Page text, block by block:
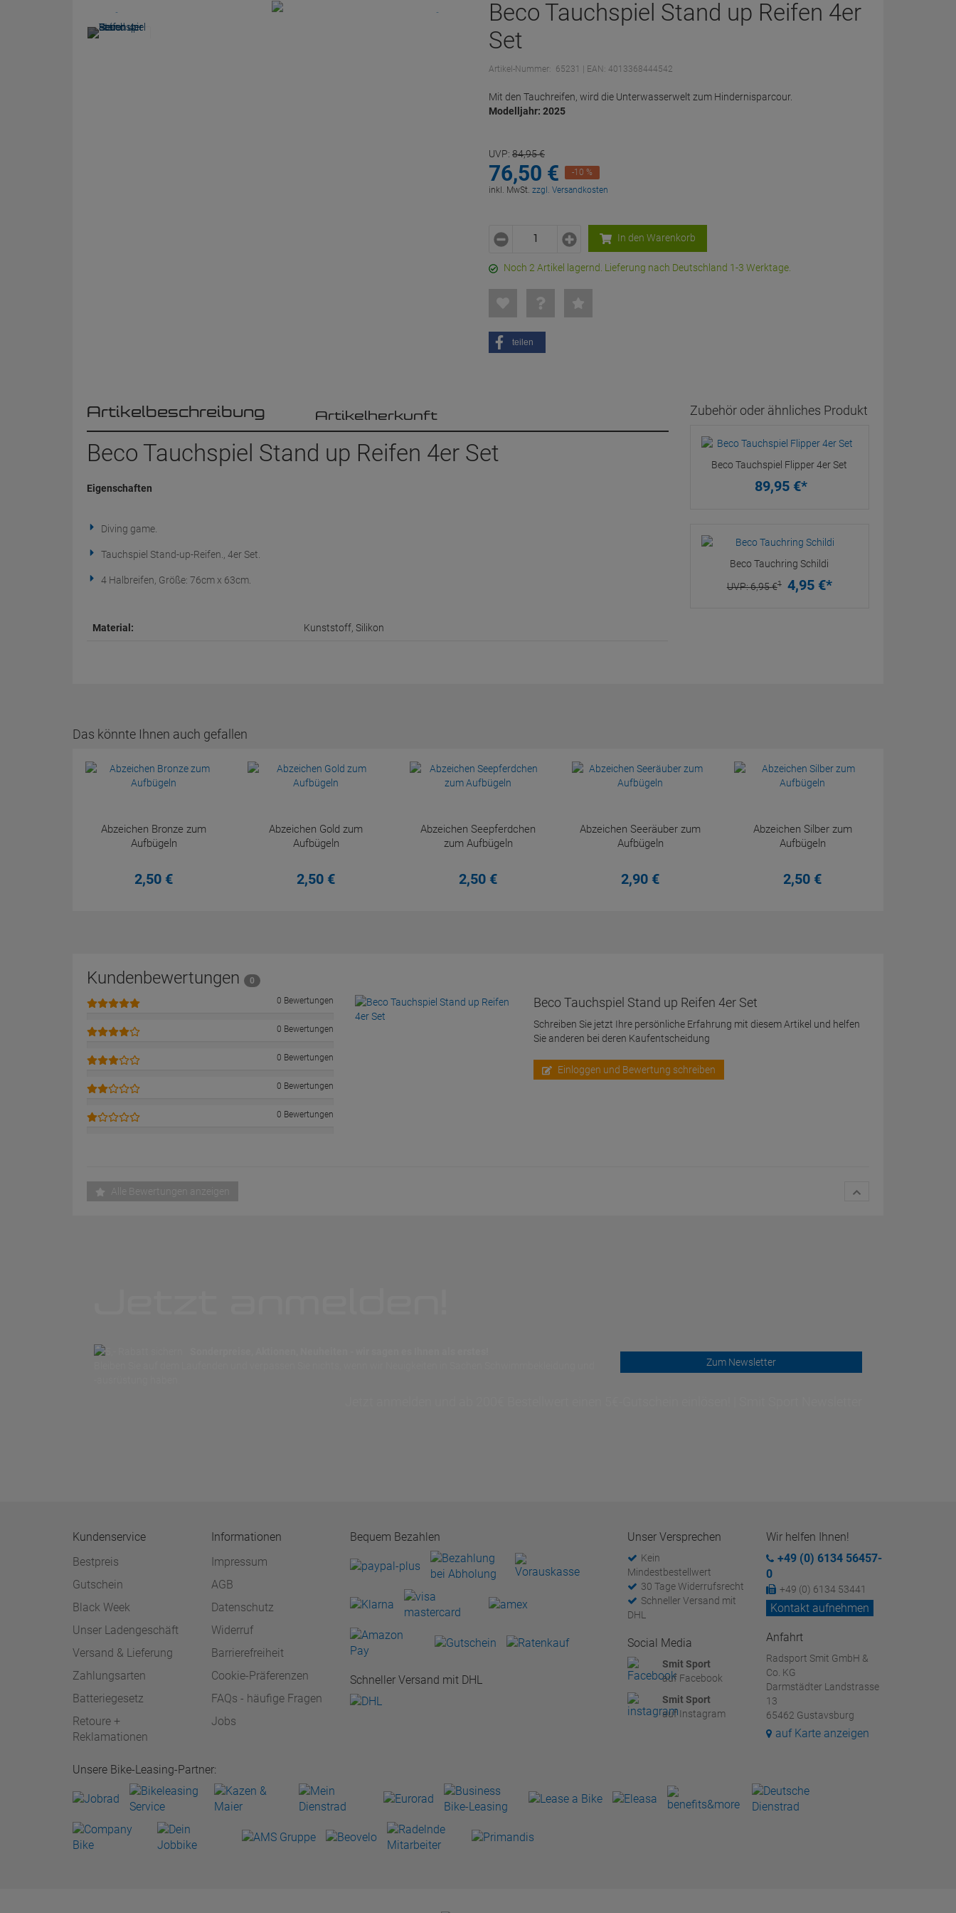
Beco Tauchspiel Stand up Reifen 4er
Set
Artikel-Nummer: 65231 | EAN: 4013368444542
Mit den Tauchreifen, wird die Unterwasserwelt zum Hindernisparcour.
Modelljahr: 2025
UVP: 84,95€
76,50 €
-10 %
inkl. MwSt. zzgl. Versandkosten
In den Warenkorb
Noch 2 Artikel lagernd. Lieferung nach Deutschland 1-3 Werktage.
teilen
Artikelbeschreibung Artikelherkunft
Beco Tauchspiel Stand up Reifen 4er Set
Eigenschaften
Diving game.
Tauchspiel Stand-up-Reifen., 4er Set.
4 Halbreifen, Größe: 76cm x 63cm.
Material: Kunststoff, Silikon
Zubehör oder ähnliches Produkt
Beco Tauchspiel Flipper 4er Set
89,95 €*
Beco Tauchring Schildi
UVP:6,95€1 4,95 €*
Das könnte Ihnen auch gefallen
Abzeichen Bronze zum
Aufbügeln
2,50 €
Abzeichen Gold zum
Aufbügeln
2,50 €
Abzeichen Seepferdchen
zum Aufbügeln
2,50 €
Abzeichen Seeräuber zum
Aufbügeln
2,90 €
Abzeichen Silber zum
Aufbügeln
2,50 €
Kundenbewertungen
0
0 Bewertungen
0 Bewertungen
0 Bewertungen
0 Bewertungen
0 Bewertungen
Beco Tauchspiel Stand up Reifen 4er Set
Schreiben Sie jetzt Ihre persönliche Erfahrung mit diesem Artikel und helfen
Sie anderen bei deren Kaufentscheidung
Einloggen und Bewertung schreiben
Alle Bewertungen anzeigen
Zum Newsletter
Kundenservice
Bestpreis
Gutschein
Black Week
Unser Ladengeschäft
Versand & Lieferung
Zahlungsarten
Batteriegesetz
Retoure +
Reklamationen
Informationen
Impressum
AGB
Datenschutz
Widerruf
Barrierefreiheit
Cookie-Präferenzen
FAQs - häufige Fragen
Jobs
Bequem Bezahlen
Schneller Versand mit DHL
Unser Versprechen
Kein
Mindestbestellwert
30 Tage Widerrufsrecht
Schneller Versand mit
DHL
Social Media
Smit Sport
auf Facebook
Smit Sport
auf Instagram
Wir helfen Ihnen!
+49 (0) 6134 56457-
0
+49 (0) 6134 53441
Kontakt aufnehmen
Anfahrt
Radsport Smit GmbH &
Co. KG
Darmstädter Landstrasse
13
65462 Gustavsburg
auf Karte anzeigen
Unsere Bike-Leasing-Partner: